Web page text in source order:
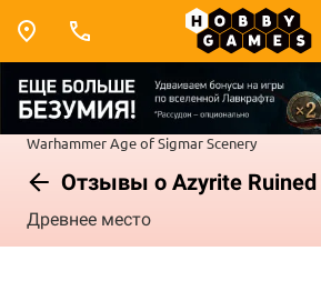
WarhammerAge of SigmarScenery
Отзывы о Azyrite Ruined
Древнее место